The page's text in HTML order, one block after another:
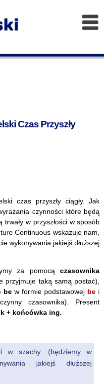
Czas Przyszły
czas przyszły ciągły. Jak
czynności które będą
trwały w przyszłości w sposób
Continuous wskazuje nam,
wykonywania jakiejś dłuższej
za pomocączasownika
przyjmuje taką samą postać),
bew formie podstawowej be i
czasownika). Present
+ końcówka ing.
w szachy. (będziemy w
jakiejś dłuższej